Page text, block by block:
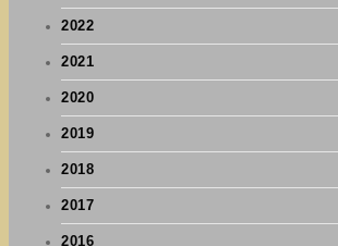
2022
2021
2020
2019
2018
2017
2016